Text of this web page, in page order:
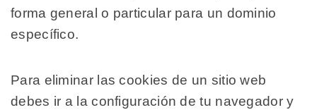
forma general o particular para un dominio
específico.
Para eliminar las cookies de un sitio web
debes ir a la configuración de tu navegador y